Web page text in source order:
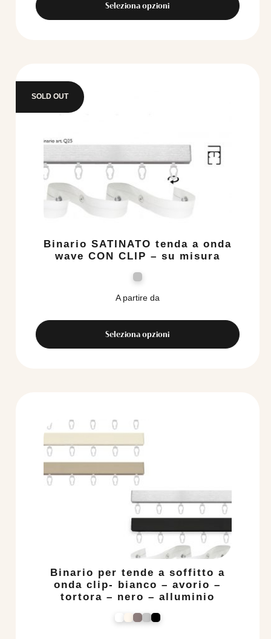
Seleziona opzioni
SOLD OUT
Binario SATINATO tenda a onda
wave CON CLIP – su misura
A partire da
Seleziona opzioni
Binario per tende a soffitto a
onda clip- bianco – avorio –
tortora – nero – alluminio